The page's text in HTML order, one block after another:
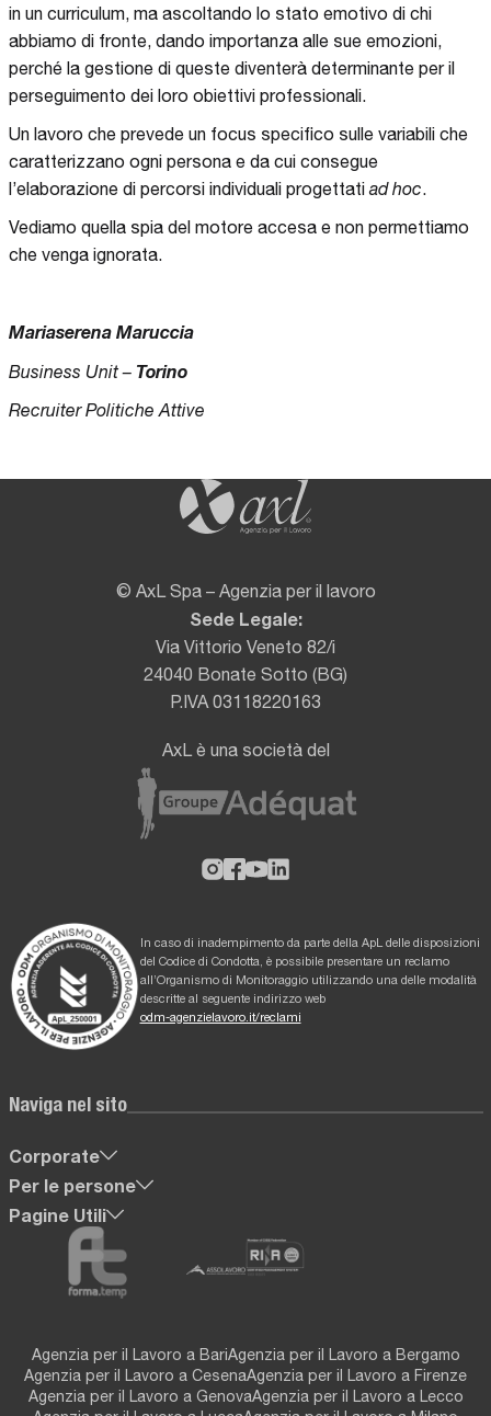
in un curriculum, ma ascoltando lo stato emotivo di chi
abbiamo di fronte, dando importanza alle sue emozioni,
perché la gestione di queste diventerà determinante per il
perseguimento dei loro obiettivi professionali.
Un lavoro che prevede un focus specifico sulle variabili che
caratterizzano ogni persona e da cui consegue
l’elaborazione di percorsi individuali progettatiad hoc.
Vediamo quella spia del motore accesa e non permettiamo
che venga ignorata.
Mariaserena Maruccia
Business Unit – Torino
Recruiter Politiche Attive
© AxL Spa – Agenzia per il lavoro
Sede Legale:
Via Vittorio Veneto 82/i
24040 Bonate Sotto (BG)
P.IVA 03118220163
AxL è una società del
In caso di inadempimento da parte della ApL delle disposizioni
del Codice di Condotta, è possibile presentare un reclamo
all’Organismo di Monitoraggio utilizzando una delle modalità
descritte al seguente indirizzo web
odm-agenzielavoro.it/reclami
Naviga nel sito
Corporate
Per le persone
Pagine Utili
Agenzia per il Lavoro a BariAgenzia per il Lavoro a Bergamo
Agenzia per il Lavoro a CesenaAgenzia per il Lavoro a Firenze
Agenzia per il Lavoro a GenovaAgenzia per il Lavoro a Lecco